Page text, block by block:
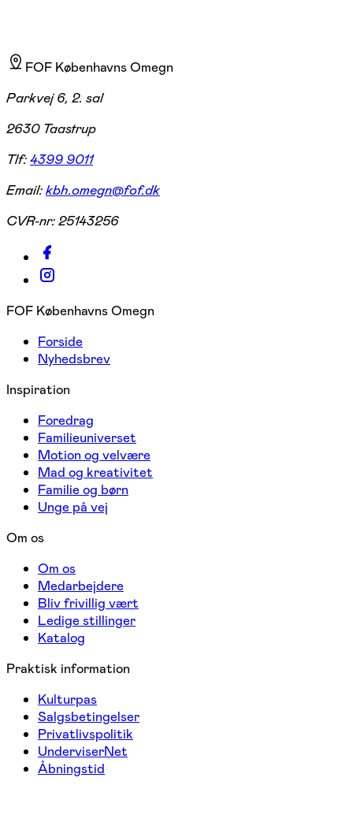
FOF Københavns Omegn
Parkvej 6, 2. sal
2630 Taastrup
Tlf:4399 9011
Email:kbh.omegn@fof.dk
CVR-nr:25143256
FOF Københavns Omegn
Forside
Nyhedsbrev
Inspiration
Foredrag
Familieuniverset
Motion og velvære
Mad og kreativitet
Familie og børn
Unge på vej
Om os
Om os
Medarbejdere
Bliv frivillig vært
Ledige stillinger
Katalog
Praktisk information
Kulturpas
Salgsbetingelser
Privatlivspolitik
UnderviserNet
Åbningstid